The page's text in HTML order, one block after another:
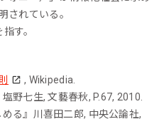
されている。
す。
, Wikipedia.
野七生, 文藝春秋, P.67, 2010.
る』川喜田二郎, 中央公論社,